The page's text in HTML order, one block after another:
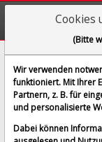
[HBC1
Cookies
(Bitte
Wir verwenden
funktioniert. Mit Ihrer
Partnern, z. B. für
und personalisierte
Dabei können